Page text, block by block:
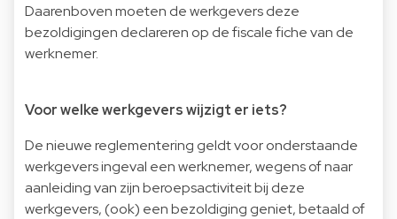
Daarenboven moeten de werkgevers deze
bezoldigingen declareren op de fiscale fiche van de
werknemer.
Voor welke werkgevers wijzigt er iets?
De nieuwe reglementering geldt voor onderstaande
werkgevers ingeval een werknemer, wegens of naar
aanleiding van zijn beroepsactiviteit bij deze
werkgevers, (ook) een bezoldiging geniet, betaald of